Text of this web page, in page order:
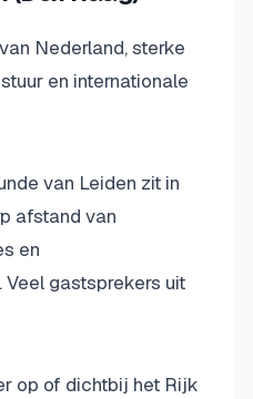
Nederland, sterke
en internationale
van Leiden zit in
afstand van
en
gastsprekers uit
op of dichtbij het Rijk